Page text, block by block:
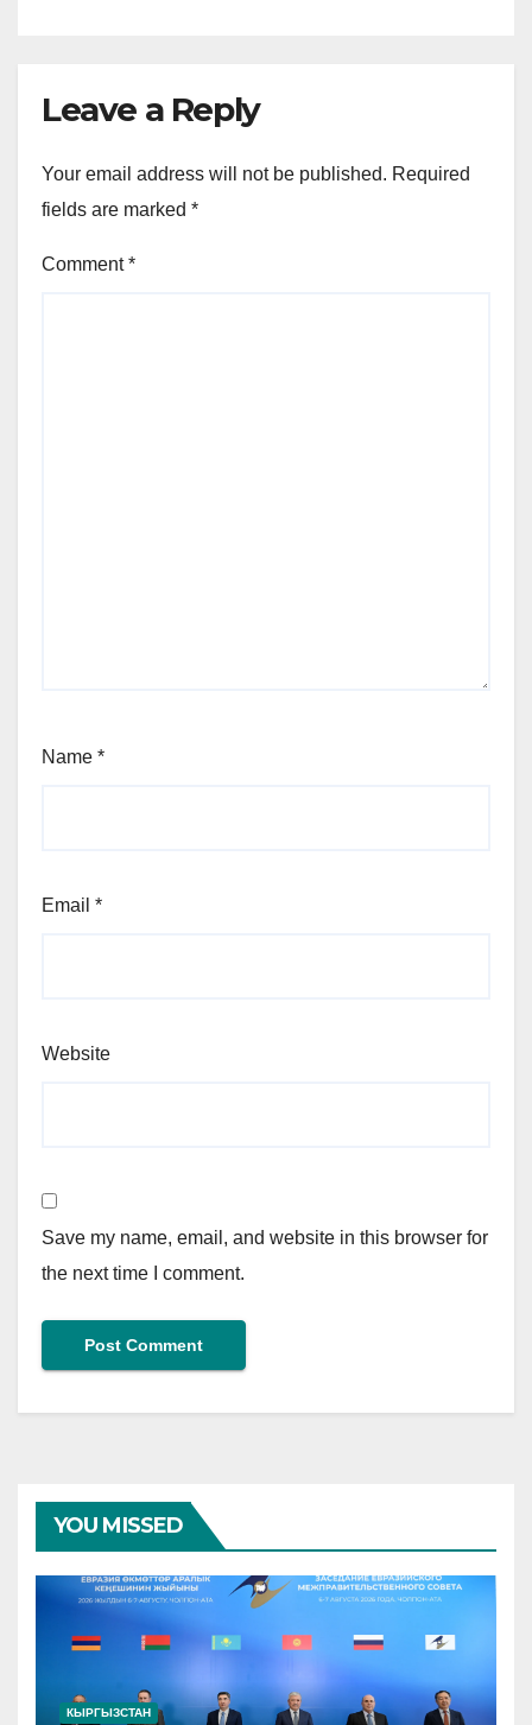
Leave a Reply
Your email address will not be published. Required
fields are marked *
Comment*
Name *
Email *
Website
Save my name, email, and website in this browser for
the next time I comment.
YOU MISSED
КЫРГЫЗСТАН